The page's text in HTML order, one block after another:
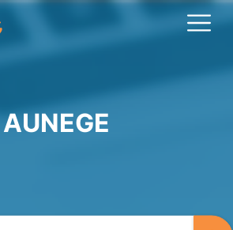
AUNEGE